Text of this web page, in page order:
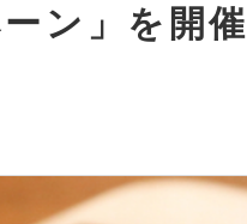
ン」を開